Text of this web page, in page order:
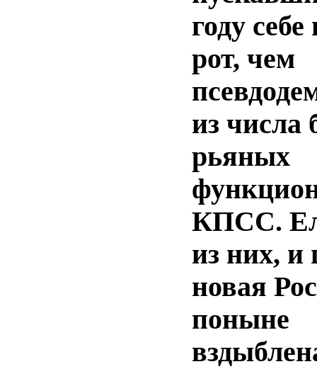
году
рот, чем
из
рьяных
КПСС.
из них, и
новая
поныне